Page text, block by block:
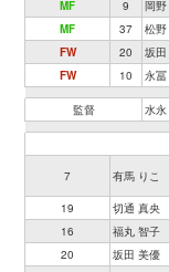
MF
9 岡
MF
37 松
FW
20 坂
FW
10 永
監督 水
7 有馬 りこ
19
切通 真央
16
福丸 智子
20
坂田 美優